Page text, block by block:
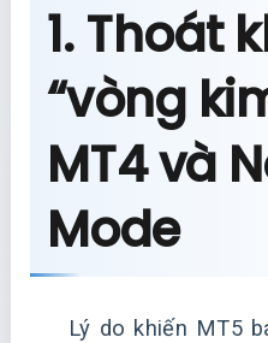
1. Thoát
“vòng
MT4 và
Mode
Lý do khiến MT5